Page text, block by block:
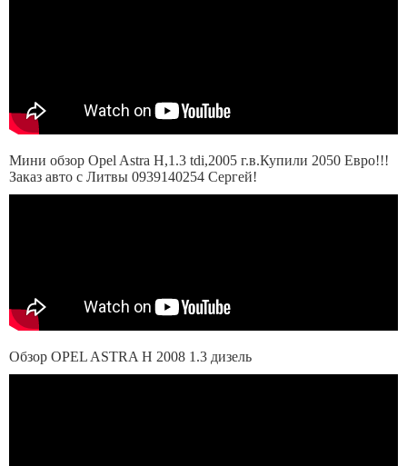
Мини обзор Opel Astra H,1.3 tdi,2005 г.в.Купили 2050 Евро!!!
Заказ авто с Литвы 0939140254 Сергей!
Обзор OPEL ASTRA H 2008 1.3 дизель